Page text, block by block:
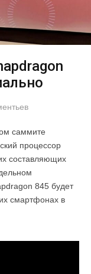
саммите
процессор
составляющих
845 будет
смартфонах в